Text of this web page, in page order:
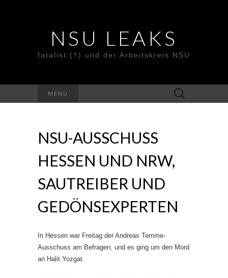
NSU LEAKS
fatalist (†) und der Arbeitskreis NSU
MENU
Suche
nach:
NSU-AUSSCHUSS
HESSEN UND NRW,
SAUTREIBER UND
GEDÖNSEXPERTEN
In Hessen war Freitag der Andreas Temme-
Ausschuss am Befragen, und es ging um den Mord
an Halit Yozgat.